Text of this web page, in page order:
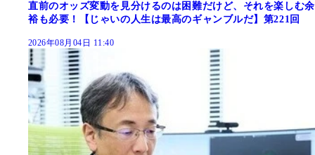
直前のオッズ変動を見分けるのは困難だけど、それを楽しむ余
裕も必要！【じゃいの人生は最高のギャンブルだ】第221回
2026年08月04日 11:40